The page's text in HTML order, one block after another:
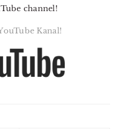
channel!
Kanal!